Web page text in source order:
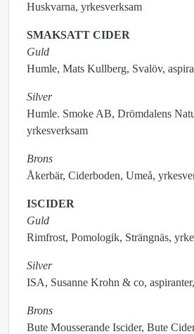
Huskvarna, yrkesverksam
SMAKSATT CIDER
Guld
Humle, Mats Kullberg, Svalöv,
Silver
Humle. Smoke AB, Drömdalens
yrkesverksam
Brons
Åkerbär, Ciderboden, Umeå,
ISCIDER
Guld
Rimfrost, Pomologik, Strängnäs,
Silver
ISA, Susanne Krohn & co,
Brons
Bute Mousserande Iscider, Bute